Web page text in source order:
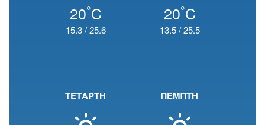
20°C
15.3/25.6
20°C
13.5/25.5
ΤΕΤΑΡΤΗ ΠΕΜΠΤΗ